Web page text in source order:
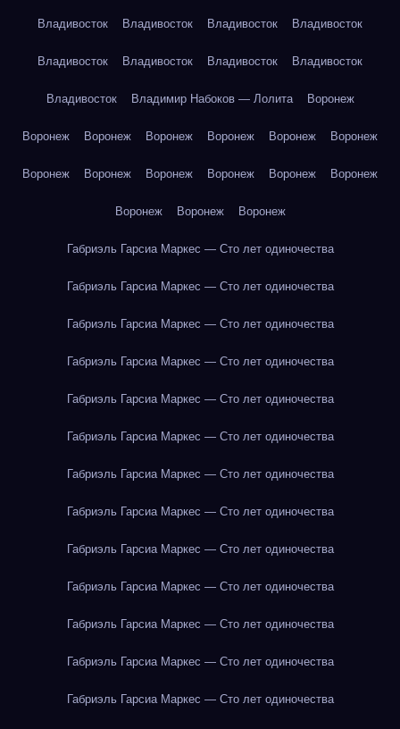
Владивосток Владивосток Владивосток Владивосток
Владивосток Владивосток Владивосток Владивосток
Владивосток Владимир Набоков — Лолита Воронеж
Воронеж Воронеж Воронеж Воронеж Воронеж Воронеж
Воронеж Воронеж Воронеж Воронеж Воронеж Воронеж
Воронеж Воронеж Воронеж
Габриэль Гарсиа Маркес — Сто лет одиночества
Габриэль Гарсиа Маркес — Сто лет одиночества
Габриэль Гарсиа Маркес — Сто лет одиночества
Габриэль Гарсиа Маркес — Сто лет одиночества
Габриэль Гарсиа Маркес — Сто лет одиночества
Габриэль Гарсиа Маркес — Сто лет одиночества
Габриэль Гарсиа Маркес — Сто лет одиночества
Габриэль Гарсиа Маркес — Сто лет одиночества
Габриэль Гарсиа Маркес — Сто лет одиночества
Габриэль Гарсиа Маркес — Сто лет одиночества
Габриэль Гарсиа Маркес — Сто лет одиночества
Габриэль Гарсиа Маркес — Сто лет одиночества
Габриэль Гарсиа Маркес — Сто лет одиночества